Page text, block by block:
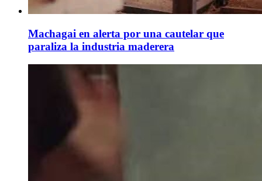
Machagai en alerta por una cautelar que
paraliza la industria maderera